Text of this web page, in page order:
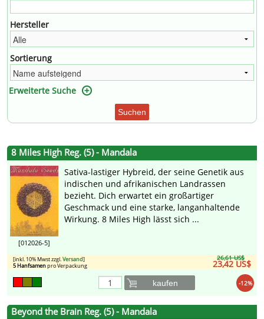
Hersteller
Sortierung
Erweiterte Suche
Suchen
8 Miles High Reg. (5) - Mandala
[012026-5]
Sativa-lastiger Hybreid, der seine Genetik aus
indischen und afrikanischen Landrassen
bezieht. Dich erwartet ein großartiger
Geschmack und eine starke, langanhaltende
Wirkung. 8 Miles High lässt sich ...
26,61 US$
23,42 US$
[inkl. 10% Mwst zzgl.Versand]
5 Hanfsamenpro Verpackung
-12%
kaufen
Beyond the Brain Reg. (5) - Mandala